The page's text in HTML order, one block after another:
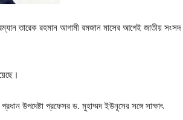
তারেক রহমান আগামী রমজান মাসের আগেই জাতীয় সংসদ
উপদেষ্টা প্রফেসর ড. মুহাম্মদ ইউনূসের সঙ্গে সাক্ষাৎ